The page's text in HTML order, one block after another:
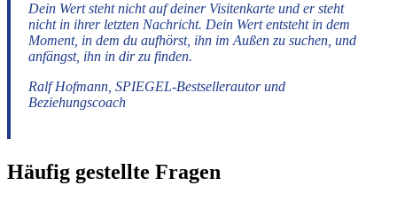
Dein Wert steht nicht auf deiner Visitenkarte und er steht
nicht in ihrer letzten Nachricht. Dein Wert entsteht in dem
Moment, in dem du aufhörst, ihn im Außen zu suchen, und
anfängst, ihn in dir zu finden.
Ralf Hofmann, SPIEGEL-Bestsellerautor und
Beziehungscoach
Häufig gestellte Fragen